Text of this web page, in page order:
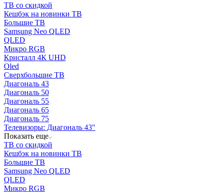
ТВ со скидкой
Кешбэк на новинки ТВ
Большие ТВ
Samsung Neo QLED
QLED
Микро RGB
Кристалл 4К UHD
Oled
Cверхбольшие ТВ
Диагональ 43
Диагональ 50
Диагональ 55
Диагональ 65
Диагональ 75
Телевизоры: Диагональ 43"
Показать еще
ТВ со скидкой
Кешбэк на новинки ТВ
Большие ТВ
Samsung Neo QLED
QLED
Микро RGB